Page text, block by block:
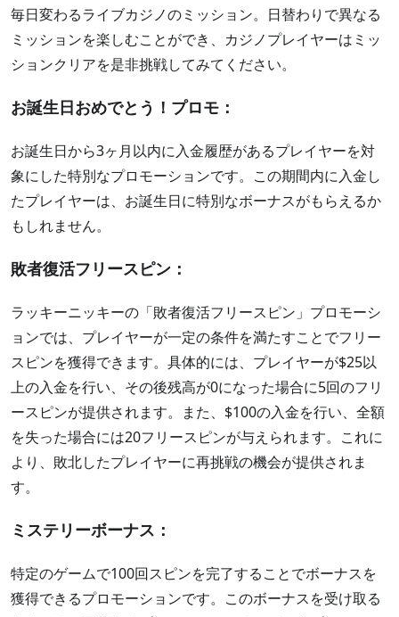
毎日変わるライブカジノのミッション。日替わりで異なる
ミッションを楽しむことができ、カジノプレイヤーはミッ
ションクリアを是非挑戦してみてください。
お誕生​​日おめでとう！プロモ：
お誕生日から3ヶ月以内に入金履歴があるプレイヤーを対
象にした特別なプロモーションです。この期間内に入金し
たプレイヤーは、お誕生日に特別なボーナスがもらえるか
もしれません。
敗者復活フリースピン：
ラッキーニッキーの「敗者復活フリースピン」プロモーシ
ョンでは、プレイヤーが一定の条件を満たすことでフリー
スピンを獲得できます。具体的には、プレイヤーが$25以
上の入金を行い、その後残高が0になった場合に5回のフリ
ースピンが提供されます。また、$100の入金を行い、全額
を失った場合には20フリースピンが与えられます。これに
より、敗北したプレイヤーに再挑戦の機会が提供されま
す。
ミステリーボーナス：
特定のゲームで100回スピンを完了することでボーナスを
獲得できるプロモーションです。このボーナスを受け取る